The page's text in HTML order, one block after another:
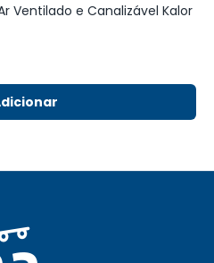
Ventilado e Canalizável Kalor